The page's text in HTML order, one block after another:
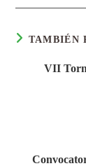
TAMBIÉN
VII